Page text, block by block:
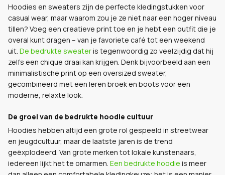
Hoodies en sweaters zijn de perfecte kledingstukken voor
casual wear, maar waarom zou je ze niet naar een hoger niveau
tillen? Voeg een creatieve print toe en je hebt een outfit die je
overal kunt dragen – van je favoriete café tot een weekend
uit. De bedrukte sweateris tegenwoordig zo veelzijdig dat hij
zelfs een chique draai kan krijgen. Denk bijvoorbeeld aan een
minimalistische print op een oversized sweater,
gecombineerd met een leren broek en boots voor een
moderne, relaxte look.
De groei van de bedrukte hoodie cultuur
Hoodies hebben altijd een grote rol gespeeld in streetwear
en jeugdcultuur, maar de laatste jaren is de trend
geëxplodeerd. Van grote merken tot lokale kunstenaars,
iedereen lijkt het te omarmen. Een bedrukte hoodie is meer